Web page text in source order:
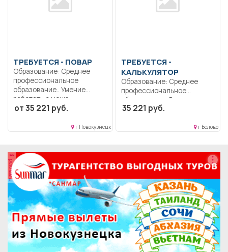
ТРЕБУЕТСЯ - ПОВАР
Образование: Среднее
профессиональное
образование.. Умение
работать с меню-
требованием,
от 35 221 руб.
г Новокузнецк
ТРЕБУЕТСЯ -
КАЛЬКУЛЯТОР
Образование: Среднее
профессиональное
образование.. Выполняет
на основе действующих
35 221 руб.
г Белово
реклама